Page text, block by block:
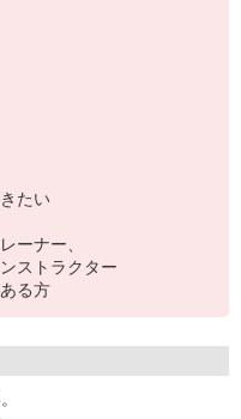
たい
ーナー、
ストラクター
る方